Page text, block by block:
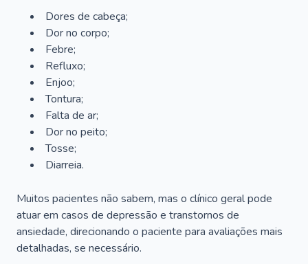
Dores de cabeça;
Dor no corpo;
Febre;
Refluxo;
Enjoo;
Tontura;
Falta de ar;
Dor no peito;
Tosse;
Diarreia.
Muitos pacientes não sabem, mas o clínico geral pode
atuar em casos de depressão e transtornos de
ansiedade, direcionando o paciente para avaliações mais
detalhadas, se necessário.